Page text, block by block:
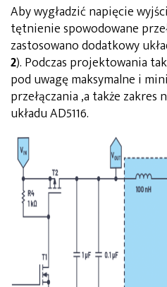
Aby wygładzić napięcie
tętnienie spowodowane
zastosowano dodatkowy
2). Podczas projektowania
pod uwagę maksymalne i
przełączania ,a także zakres
układu AD5116.